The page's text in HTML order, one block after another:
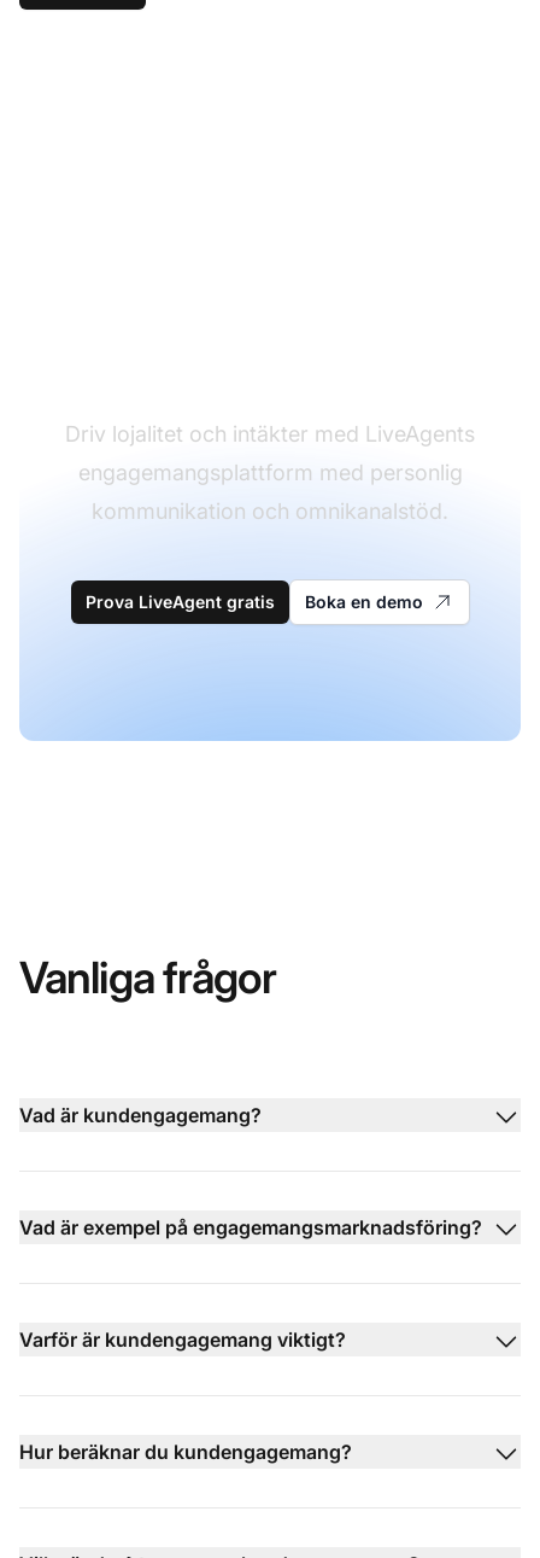
Driv lojalitet och intäkter med LiveAgents
engagemangsplattform med personlig
kommunikation och omnikanalstöd.
Prova LiveAgent gratis Boka en demo
Vanliga frågor
Vad är kundengagemang?
Vad är exempel på engagemangsmarknadsföring?
Varför är kundengagemang viktigt?
Hur beräknar du kundengagemang?